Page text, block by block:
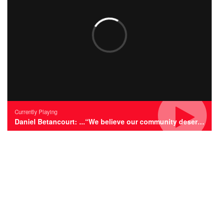
Currently Playing
Daniel Betancourt: ...“We believe our community deserves the best”...